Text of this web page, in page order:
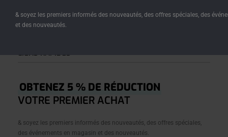
représente.
LIENS RAPIDES
Accueil
Â Propos
Créations
OBTENEZ 5 % DE RÉDUCTION
VOTRE PREMIER ACHAT
& soyez les premiers informés des nouveautés, des offres spéciales,
des événements en magasin et des nouveautés.
& soyez les premiers informés des nouveautés, des offres spéciales, des
et des nouveautés.